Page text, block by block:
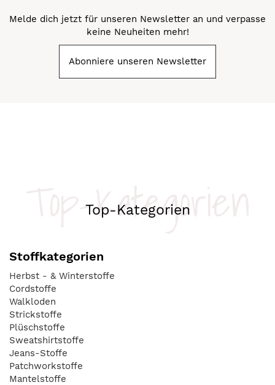
Melde dich jetzt für unseren Newsletter an und verpasse
keine Neuheiten mehr!
Abonniere unseren Newsletter
Top-Kategorien
Top-Kategorien
Stoffkategorien
Herbst - & Winterstoffe
Cordstoffe
Walkloden
Strickstoffe
Plüschstoffe
Sweatshirtstoffe
Jeans-Stoffe
Patchworkstoffe
Mantelstoffe